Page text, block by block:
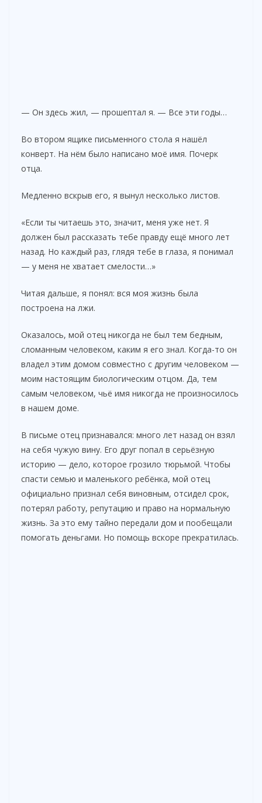
— Он здесь жил, — прошептал я. — Все эти годы…
Во втором ящике письменного стола я нашёл
конверт. На нём было написано моё имя. Почерк
отца.
Медленно вскрыв его, я вынул несколько листов.
«Если ты читаешь это, значит, меня уже нет. Я
должен был рассказать тебе правду ещё много лет
назад. Но каждый раз, глядя тебе в глаза, я понимал
— у меня не хватает смелости…»
Читая дальше, я понял: вся моя жизнь была
построена на лжи.
Оказалось, мой отец никогда не был тем бедным,
сломанным человеком, каким я его знал. Когда-то он
владел этим домом совместно с другим человеком —
моим настоящим биологическим отцом. Да, тем
самым человеком, чьё имя никогда не произносилось
в нашем доме.
В письме отец признавался: много лет назад он взял
на себя чужую вину. Его друг попал в серьёзную
историю — дело, которое грозило тюрьмой. Чтобы
спасти семью и маленького ребёнка, мой отец
официально признал себя виновным, отсидел срок,
потерял работу, репутацию и право на нормальную
жизнь. За это ему тайно передали дом и пообещали
помогать деньгами. Но помощь вскоре прекратилась.